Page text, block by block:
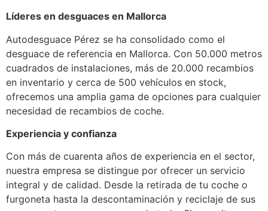
Líderes en desguaces en Mallorca
Autodesguace Pérez se ha consolidado como el
desguace de referencia en Mallorca. Con 50.000 metros
cuadrados de instalaciones, más de 20.000 recambios
en inventario y cerca de 500 vehículos en stock,
ofrecemos una amplia gama de opciones para cualquier
necesidad de recambios de coche.
Experiencia y confianza
Con más de cuarenta años de experiencia en el sector,
nuestra empresa se distingue por ofrecer un servicio
integral y de calidad. Desde la retirada de tu coche o
furgoneta hasta la descontaminación y reciclaje de sus